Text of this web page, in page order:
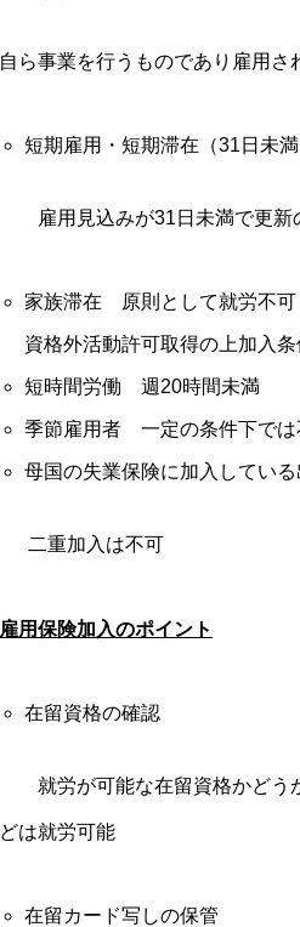
自ら事業を行うものであり雇用さ
短期雇用・短期滞在（31日未満
雇用見込みが31日未満で更新
家族滞在 原則として就労不可
資格外活動許可取得の上加入
短時間労働 週20時間未満
季節雇用者 一定の条件下では
母国の失業保険に加入してい
二重加入は不可
雇用保険加入のポイント
在留資格の確認
就労が可能な在留資格かどうか
どは就労可能
在留カード写しの保管